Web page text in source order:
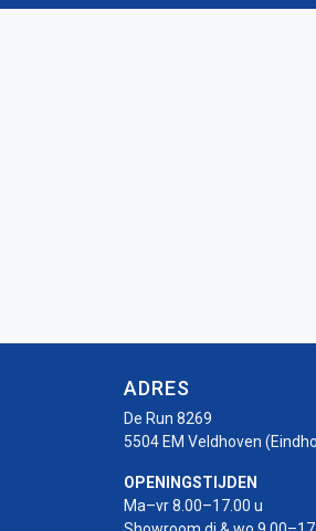
ADRES
De Run 8269
5504 EM Veldhoven
OPENINGSTIJDEN
Ma–vr 8.00–17.00 u